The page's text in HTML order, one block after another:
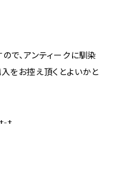
で、アンティークに馴染
をお控え頂くとよいかと
+